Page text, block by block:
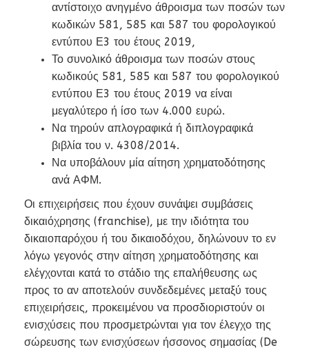
αντίστοιχο ανηγμένο άθροισμα των ποσών των
κωδικών 581, 585 και 587 του φορολογικού
εντύπου Ε3 του έτους 2019,
Το συνολικό άθροισμα των ποσών στους
κωδικούς 581, 585 και 587 του φορολογικού
εντύπου Ε3 του έτους 2019 να είναι
μεγαλύτερο ή ίσο των 4.000 ευρώ.
Να τηρούν απλογραφικά ή διπλογραφικά
βιβλία του ν. 4308/2014.
Να υποβάλουν μία αίτηση χρηματοδότησης
ανά ΑΦΜ.
Οι επιχειρήσεις που έχουν συνάψει συμβάσεις
δικαιόχρησης (franchise), με την ιδιότητα του
δικαιοπαρόχου ή του δικαιοδόχου, δηλώνουν το εν
λόγω γεγονός στην αίτηση χρηματοδότησης και
ελέγχονται κατά το στάδιο της επαλήθευσης ως
προς το αν αποτελούν συνδεδεμένες μεταξύ τους
επιχειρήσεις, προκειμένου να προσδιοριστούν οι
ενισχύσεις που προσμετρώνται για τον έλεγχο της
σώρευσης των ενισχύσεων ήσσονος σημασίας (De